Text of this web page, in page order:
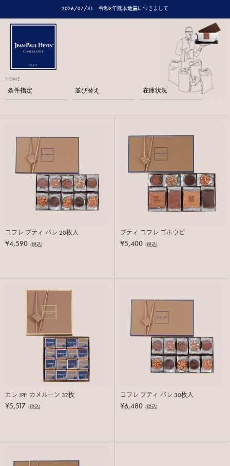
2026/07/31 令和8年熊本地震につきまして
HOME
条件指定 並び替え 在庫状況
コフレ プティ パレ 20枚入
¥4,590 (税込)
プティ コフレ ゴホウビ
¥5,400 (税込)
カレ JPH カメルーン 32枚
¥5,517 (税込)
コフレ プティ パレ 30枚入
¥6,480 (税込)